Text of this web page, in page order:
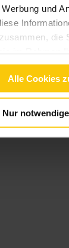
und
die
Alle Cookies
Nur